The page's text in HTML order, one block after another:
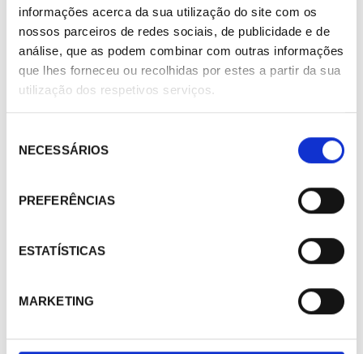
informações acerca da sua utilização do site com os
nossos parceiros de redes sociais, de publicidade e de
análise, que as podem combinar com outras informações
que lhes forneceu ou recolhidas por estes a partir da sua
utilização dos respetivos serviços.
NECESSÁRIOS
PREFERÊNCIAS
ESTATÍSTICAS
MARKETING
Válvula solenoide Alco Controls NC 240RA20T17M 2-1/8